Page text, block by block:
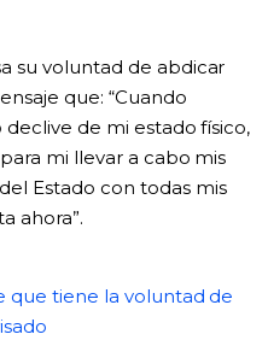
su voluntad de abdicar
que: “Cuando
de mi estado físico,
mi llevar a cabo mis
Estado con todas mis
ahora”.
que tiene la voluntad de